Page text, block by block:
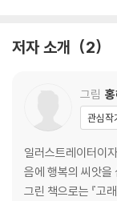
저자 소개 2
그림
관심작
일러스트레이터이
음에 행복의 씨앗을
그린 책으로는 『고